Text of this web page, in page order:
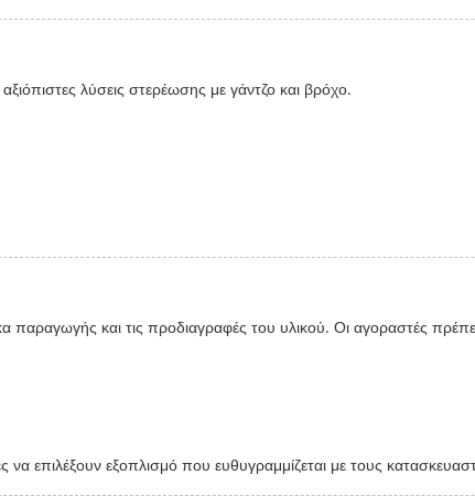
λύσεις στερέωσης με γάντζο και βρόχο.
και τις προδιαγραφές του υλικού. Οι αγοραστές
επιλέξουν εξοπλισμό που ευθυγραμμίζεται με τους